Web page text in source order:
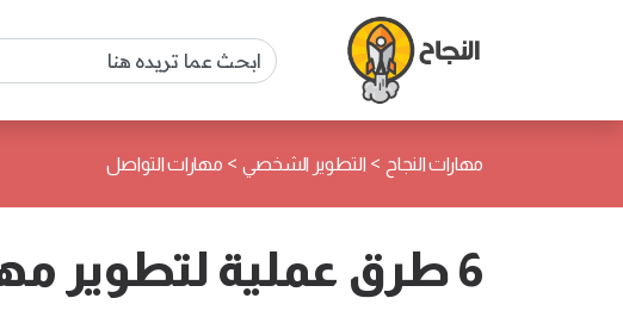
مهارات النجاح > التطوير الشخصي > مهارات التواصل
6 طرق عملية لتطوير مهارات الإصغاء